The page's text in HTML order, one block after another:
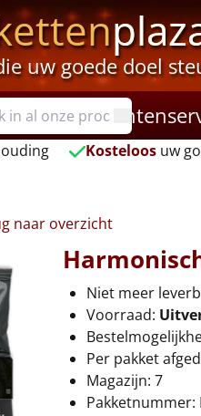
uw goede doel
Kosteloos uw
naar overzicht
Niet meer
Voorraad:
Per pakket
Magazijn: 7
Pakketnummer: